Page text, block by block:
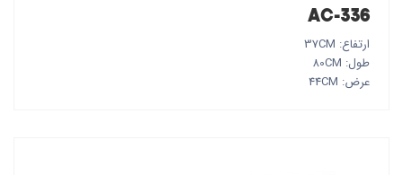
AC-336
ارتفاع: 37CM
طول: 80CM
عرض: 44CM